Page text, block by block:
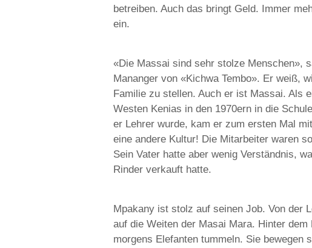
betreiben. Auch das bringt Geld. Immer
ein.
«Die Massai sind sehr stolze Menschen»,
Mananger von «Kichwa Tembo». Er weiß,
Familie zu stellen. Auch er ist Massai. Als
Westen Kenias in den 1970ern in die
er Lehrer wurde, kam er zum ersten Mal
eine andere Kultur! Die Mitarbeiter waren
Sein Vater hatte aber wenig Verständnis,
Rinder verkauft hatte.
Mpakany ist stolz auf seinen Job. Von der
auf die Weiten der Masai Mara. Hinter
morgens Elefanten tummeln. Sie